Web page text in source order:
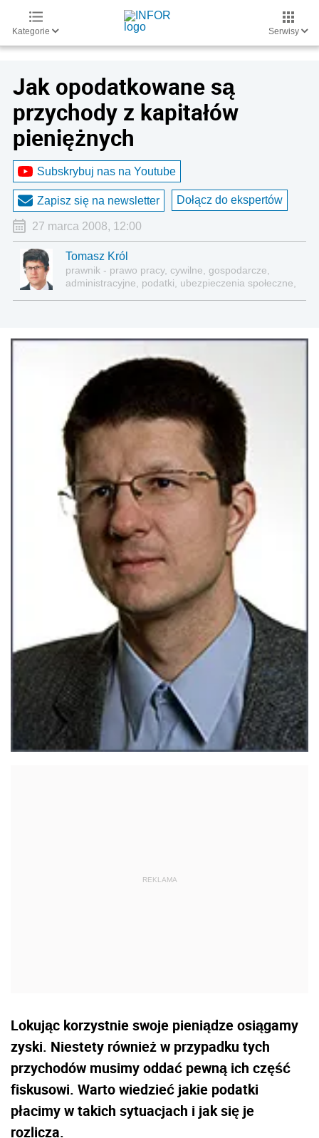
Kategorie Serwisy
Jak opodatkowane są
przychody z kapitałów
pieniężnych
Subskrybuj nas na Youtube
Zapisz się na newsletter Dołącz do ekspertów
27 marca 2008, 12:00
Tomasz Król
prawnik - prawo pracy, cywilne, gospodarcze,
administracyjne, podatki, ubezpieczenia społeczne,
Lokując korzystnie swoje pieniądze osiągamy
zyski. Niestety również w przypadku tych
przychodów musimy oddać pewną ich część
fiskusowi. Warto wiedzieć jakie podatki
płacimy w takich sytuacjach i jak się je
rozlicza.